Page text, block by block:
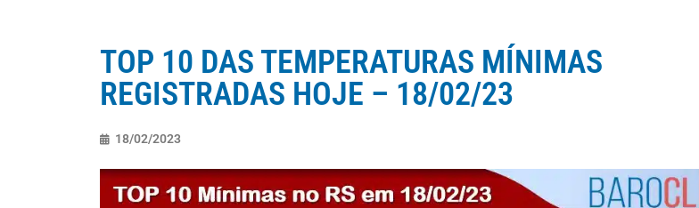
TOP 10 DAS TEMPERATURAS MÍNIMAS
REGISTRADAS HOJE – 18/02/23
18/02/2023